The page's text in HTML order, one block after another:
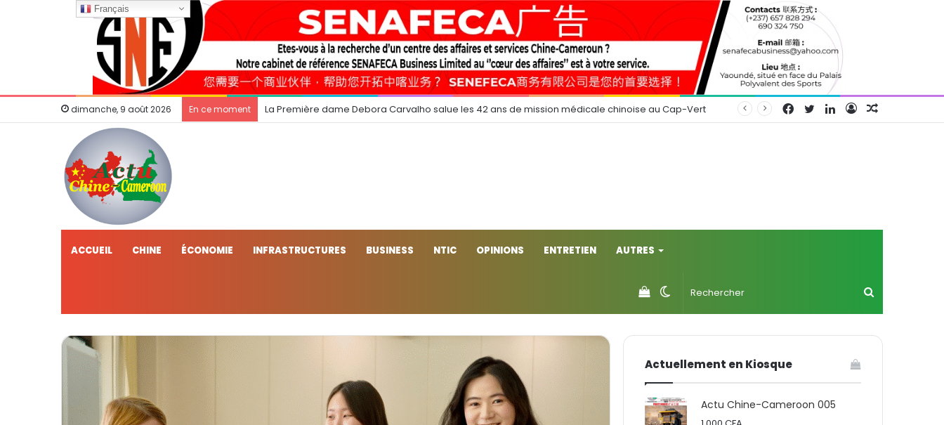
dimanche, 9 août 2026 En ce moment La Première dame Debora Carvalho salue les 42 ans de mission médicale chinoise au Cap-Vert Connexion
Linkedin
Twitter
Facebook
ACCUEIL CHINE ÉCONOMIE INFRASTRUCTURES BUSINESS NTIC OPINIONS ENTRETIEN AUTRES
Switch
skin
Voir
votre
Actuellement en Kiosque
Actu Chine-Cameroon 005
Français